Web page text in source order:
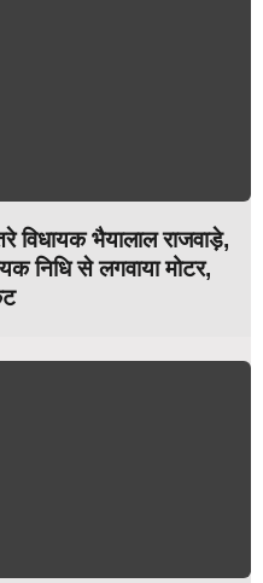
विधायक भैयालाल राजवाड़े,
निधि से लगवाया मोटर,